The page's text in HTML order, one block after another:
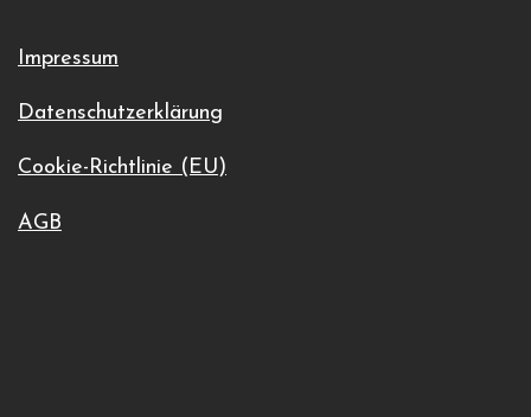
Impressum
Datenschutzerklärung
Cookie-Richtlinie (EU)
AGB